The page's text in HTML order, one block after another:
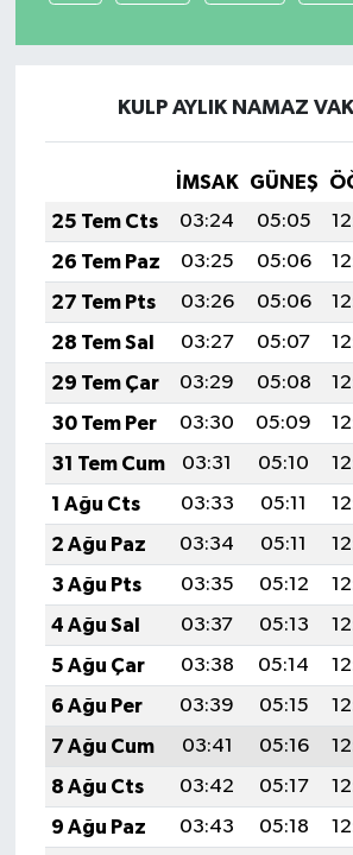
KULP AYLIK NAMAZ
İMSAK GÜNEŞ
25 Tem Cts
03:24 05:05
26 Tem Paz
03:25 05:06
27 Tem Pts
03:26 05:06
28 Tem Sal
03:27 05:07
29 Tem Çar
03:29 05:08
30 Tem Per
03:30 05:09
31 Tem Cum
03:31 05:10
1 Ağu Cts
03:33 05:11
2 Ağu Paz
03:34 05:11
3 Ağu Pts
03:35 05:12
4 Ağu Sal
03:37 05:13
5 Ağu Çar
03:38 05:14
6 Ağu Per
03:39 05:15
7 Ağu Cum
03:41 05:16
8 Ağu Cts
03:42 05:17
9 Ağu Paz
03:43 05:18